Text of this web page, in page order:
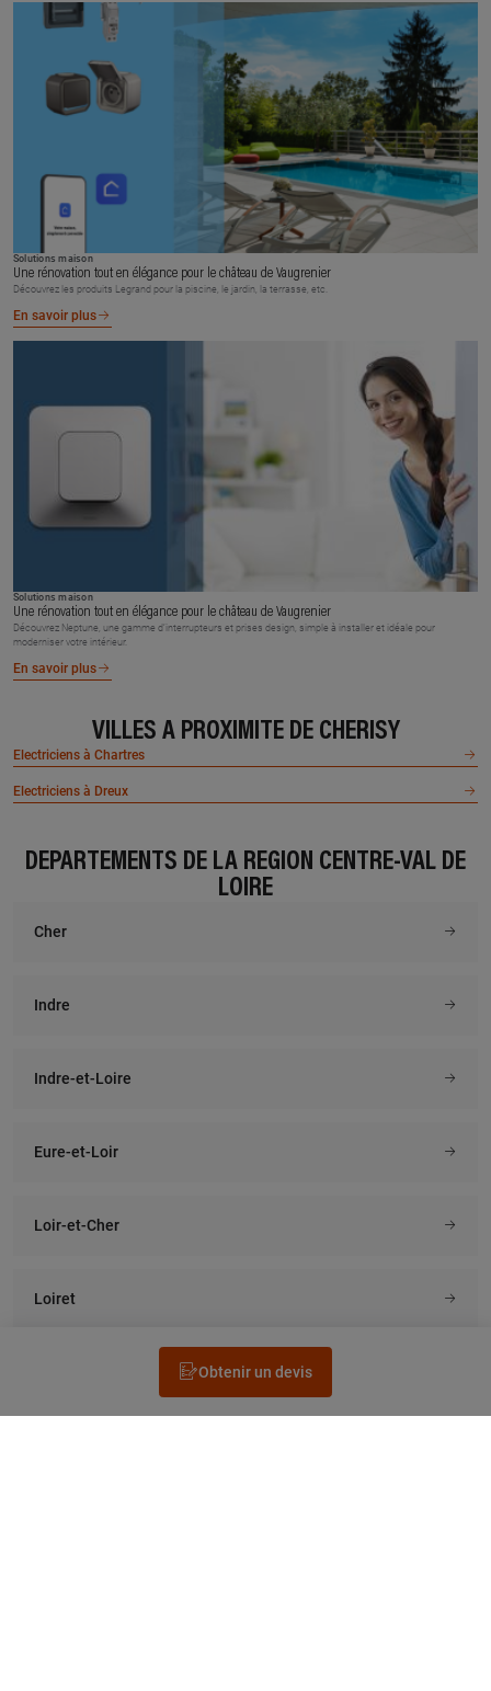
Obtenir un devis
Solutions maison
Une rénovation tout en élégance pour le château de Vaugrenier
Découvrez les produits Legrand pour la piscine, le jardin, la terrasse, etc.
En savoir plus
Solutions maison
Une rénovation tout en élégance pour le château de Vaugrenier
Découvrez Neptune, une gamme d’interrupteurs et prises design, simple à installer et idéale pour
moderniser votre intérieur.
En savoir plus
VILLES À PROXIMITÉ DE CHERISY
Electriciens à Chartres
Electriciens à Dreux
DÉPARTEMENTS DE LA RÉGION CENTRE-VAL DE
LOIRE
Cher
Indre
Indre-et-Loire
Eure-et-Loir
Loir-et-Cher
Loiret